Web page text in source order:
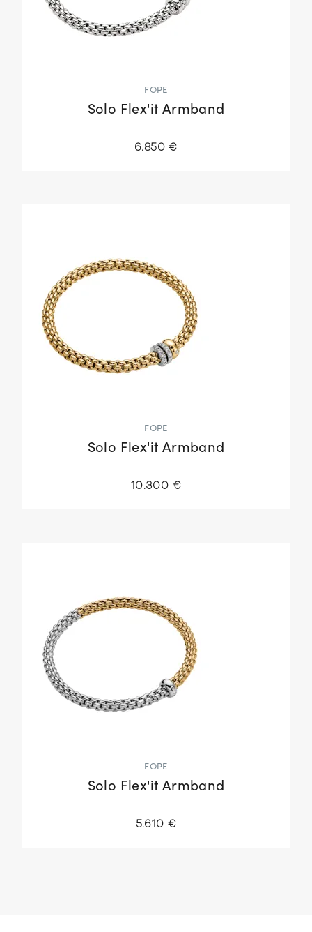
FOPE
Solo Flex'it Armband
6.850 €
FOPE
Solo Flex'it Armband
10.300 €
FOPE
Solo Flex'it Armband
5.610 €